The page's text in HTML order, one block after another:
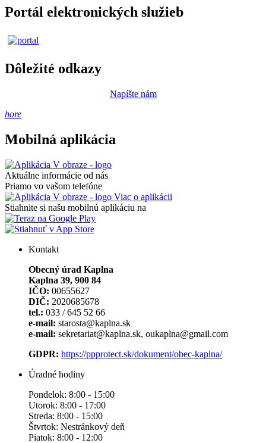
Portál elektronických služieb
Dôležité odkazy
Napíšte nám
hore
Mobilná aplikácia
Aktuálne informácie od nás
Priamo vo vašom telefóne
Viac o aplikácii
Stiahnite si našu mobilnú aplikáciu na
Kontakt
Obecný úrad Kaplna
Kaplna 39, 900 84
IČO: 00655627
DIČ: 2020685678
tel.: 033 / 645 52 66
e-mail: starosta@kaplna.sk
e-mail: sekretariat@kaplna.sk, oukaplna@gmail.com
GDPR: https://ppprotect.sk/dokument/obec-kaplna/
Úradné hodiny
Pondelok: 8:00 - 15:00
Utorok: 8:00 - 17:00
Streda: 8:00 - 15:00
Štvrtok: Nestránkový deň
Piatok: 8:00 - 12:00